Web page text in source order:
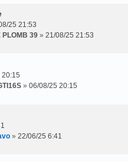
25 21:53
PLOMB 39 » 21/08/25 21:53
20:15
» 06/08/25 20:15
» 22/06/25 6:41